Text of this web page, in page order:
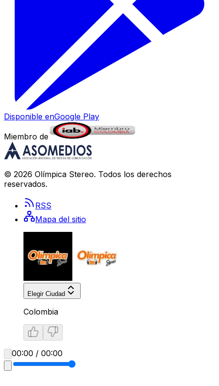
Disponible enGoogle Play
Miembro de
© 2026 Olímpica Stereo. Todos los derechos
reservados.
RSS
Mapa del sitio
Elegir Ciudad
Colombia
00:00 / 00:00